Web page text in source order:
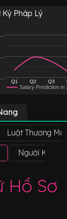
Ký Pháp Lý
Salary Prediction in
Q1 Q2 Q3
Luật Thương
Người Kiểm
Hồ Sơ